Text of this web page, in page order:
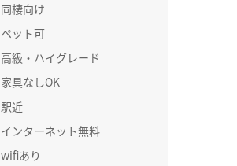
同棲向け
ペット可
高級・ハイグレード
家具なしOK
駅近
インターネット無料
wifiあり